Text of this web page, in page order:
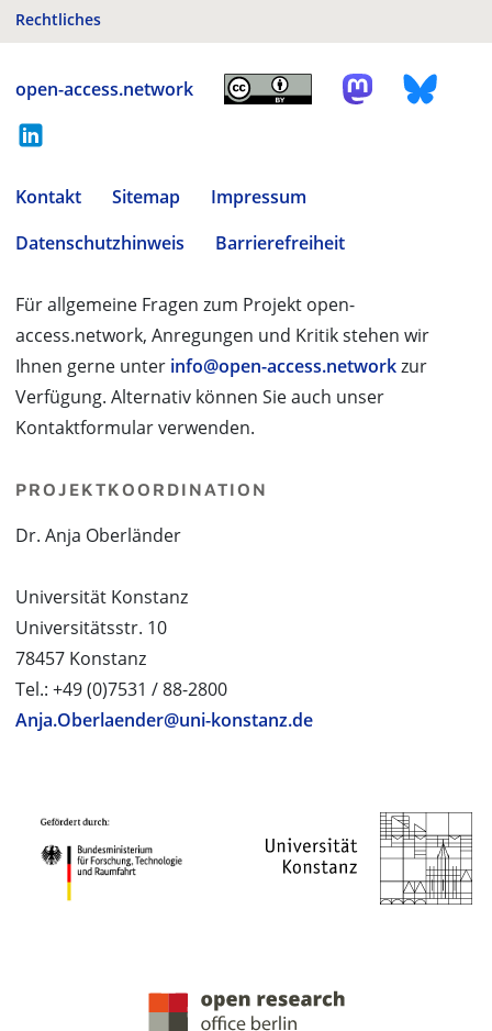
Rechtliches
open-access.network
Kontakt Sitemap
Impressum
Datenschutzhinweis
Barrierefreiheit
Für allgemeine Fragen zum Projekt open-
access.network, Anregungen und Kritik stehen wir
Ihnen gerne unter info@open-access.networkzur
Verfügung. Alternativ können Sie auch unser
Kontaktformular verwenden.
PROJEKTKOORDINATION
Dr. Anja Oberländer
Universität Konstanz
Universitätsstr. 10
78457 Konstanz
Tel.: +49 (0)7531 / 88-2800
Anja.Oberlaender@uni-konstanz.de